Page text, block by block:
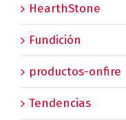
HearthStone
Fundición
productos-onfire
Tendencias